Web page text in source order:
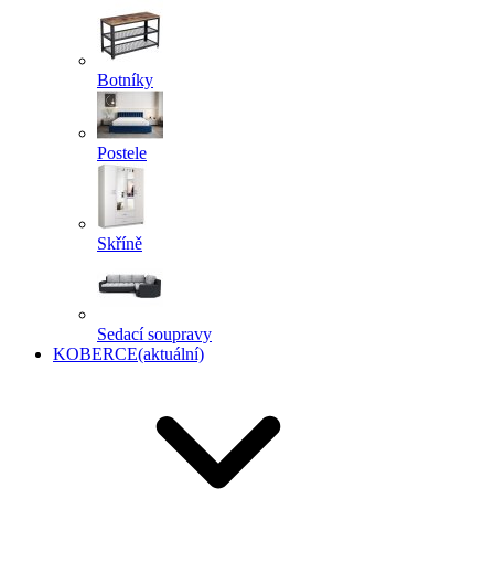
Botníky
Postele
Skříně
Sedací soupravy
KOBERCE(aktuální)